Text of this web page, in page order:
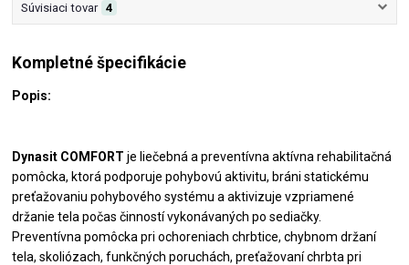
Súvisiaci tovar 4
Kompletné špecifikácie
Popis:
Dynasit COMFORT je liečebná a preventívna aktívna rehabilitačná
pomôcka, ktorá podporuje pohybovú aktivitu, bráni statickému
preťažovaniu pohybového systému a aktivizuje vzpriamené
držanie tela počas činností vykonávaných po sediačky.
Preventívna pomôcka pri ochoreniach chrbtice, chybnom držaní
tela, skoliózach, funkčných poruchách, preťažovaní chrbta pri